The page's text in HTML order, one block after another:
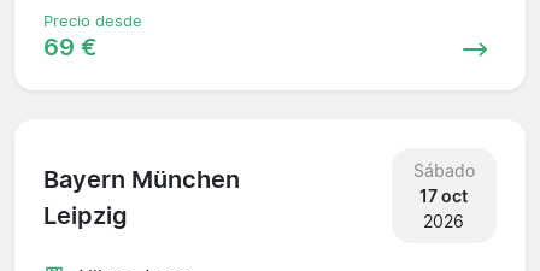
Precio desde
69 €
Bayern München
Leipzig
Sábado
17 oct
2026